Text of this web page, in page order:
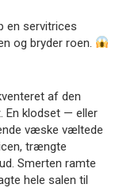
en servitrices
og bryder roen.
af den
En klodset — eller
væske væltede
trængte
Smerten ramte
hele salen til